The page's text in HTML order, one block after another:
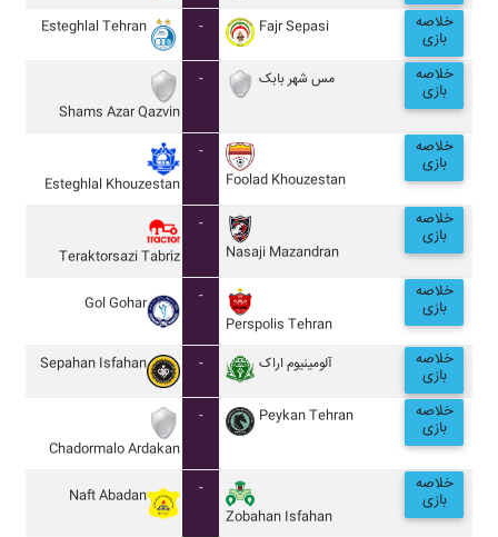
Esteghlal Tehran - Fajr Sepasi خلاصه
بازی
Shams Azar Qazvin
- مس شهر بابک خلاصه
بازی
Esteghlal Khouzestan
-
Foolad Khouzestan
خلاصه
بازی
Teraktorsazi Tabriz
-
Nasaji Mazandran
خلاصه
بازی
Gol Gohar
-
Perspolis Tehran
خلاصه
بازی
Sepahan Isfahan - آلومينيوم اراک خلاصه
بازی
Chadormalo Ardakan
- Peykan Tehran خلاصه
بازی
Naft Abadan
-
Zobahan Isfahan
خلاصه
بازی